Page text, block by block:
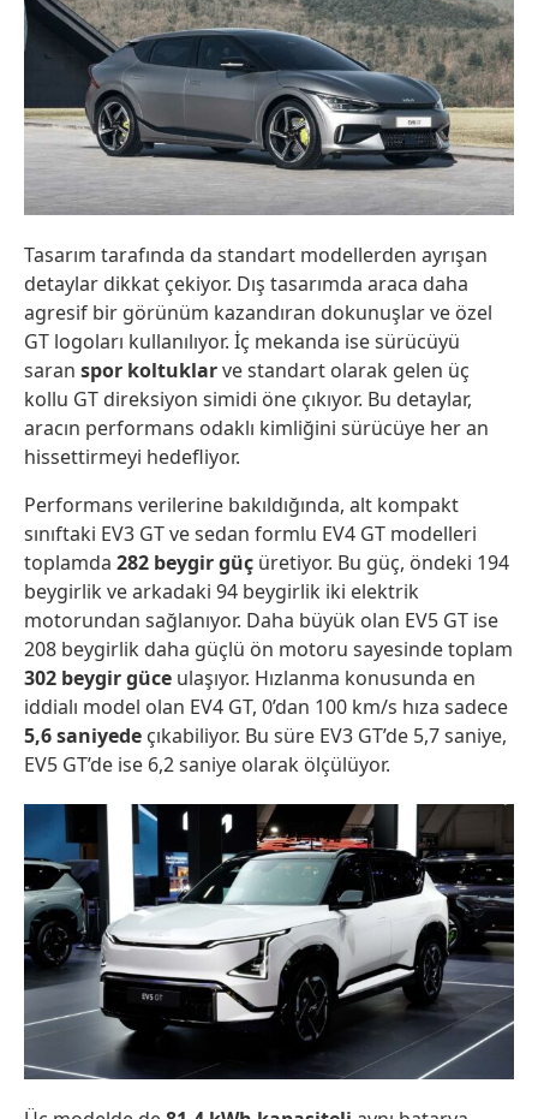
Tasarım tarafında da standart modellerden ayrışan
detaylar dikkat çekiyor. Dış tasarımda araca daha
agresif bir görünüm kazandıran dokunuşlar ve özel
GT logoları kullanılıyor. İç mekanda ise sürücüyü
saran spor koltuklarve standart olarak gelen üç
kollu GT direksiyon simidi öne çıkıyor. Bu detaylar,
aracın performans odaklı kimliğini sürücüye her an
hissettirmeyi hedefliyor.
Performans verilerine bakıldığında, alt kompakt
sınıftaki EV3 GT ve sedan formlu EV4 GT modelleri
toplamda 282 beygir güç üretiyor. Bu güç, öndeki 194
beygirlik ve arkadaki 94 beygirlik iki elektrik
motorundan sağlanıyor. Daha büyük olan EV5 GT ise
208 beygirlik daha güçlü ön motoru sayesinde toplam
302 beygir güce ulaşıyor. Hızlanma konusunda en
iddialı model olan EV4 GT, 0’dan 100 km/s hıza sadece
5,6 saniyede çıkabiliyor. Bu süre EV3 GT’de 5,7 saniye,
EV5 GT’de ise 6,2 saniye olarak ölçülüyor.